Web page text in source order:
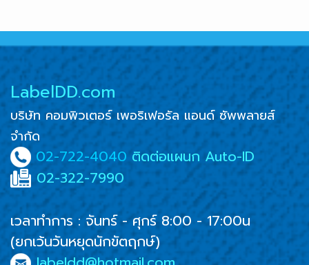
LabelDD.com
บริษัท คอมพิวเตอร์ เพอริเฟอรัล แอนด์ ซัพพลายส์
จำกัด
02-722-4040ติดต่อแผนก Auto-ID
02-322-7990
เวลาทำการ : จันทร์ - ศุกร์ 8:00 - 17:00น
(ยกเว้นวันหยุดนักขัตฤกษ์)